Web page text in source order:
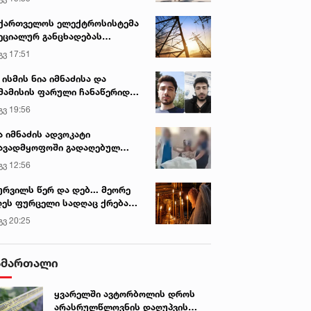
ელექტროსისტემა
განცხადებას
17:51
ნია იმნაძისა და
ფარული ჩანაწერიდან
ავალიანის მკვლელობის
19:56
იმნაძის ადვოკატი
გადაღებულ
ავრცელებს
12:56
წერ და დებ... მეორე
ფურცელი სადღაც ქრება
სურვილი სრულდება...“ -
ტაძარი შიდა
20:25
ყვარელში ავტორბოლის დროს
არასრულწლოვნის დაღუპვის